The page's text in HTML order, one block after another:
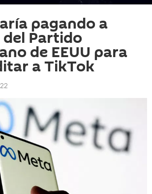
pagando a
Partido
de EEUU para
a TikTok